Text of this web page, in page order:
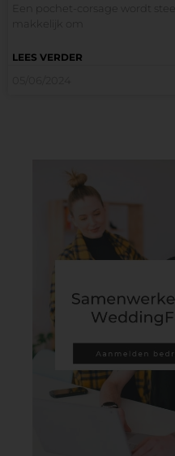
Een pochet-corsage wordt
LEES VERDER